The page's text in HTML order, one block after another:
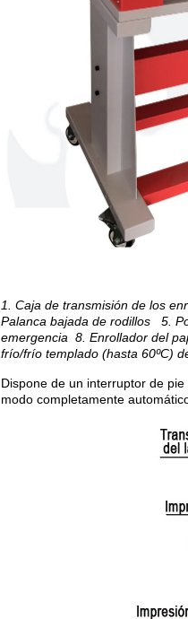
1. Caja de transmisión de los
Palanca bajada de rodillos 5.
emergencia 8. Enrollador del
frío/frío templado (hasta 60ºC)
Dispone de un interruptor de
modo completamente